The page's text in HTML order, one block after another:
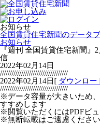
お知らせ
全国賃貸住宅新聞のデータ
お知らせ
『週刊 全国賃貸住宅新聞』
信
2022年02月14日
///////////////////////////////////
2022年02月14日[ ダウンロー
///////////////////////////////////
※データ容量が大きいため
すすめします
※閲覧いただくにはPDFビ
※無断転載はご遠慮ください